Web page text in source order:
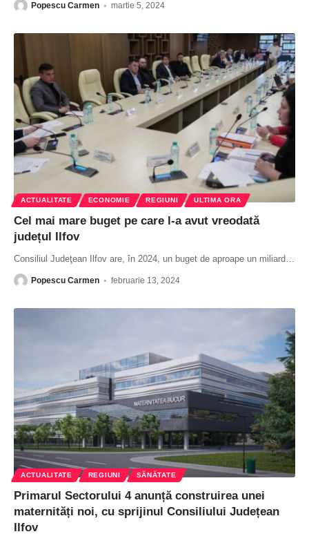
Popescu Carmen martie 5, 2024
ACTUALITATE ECONOMIE REGIUNI ULTIMA ORA
Cel mai mare buget pe care l-a avut vreodată
județul Ilfov
Consiliul Judeţean Ilfov are, în 2024, un buget de aproape un miliard…
Popescu Carmen februarie 13, 2024
ACTUALITATE REGIUNI SĂNĂTATE
Primarul Sectorului 4 anunță construirea unei
maternități noi, cu sprijinul Consiliului Județean
Ilfov